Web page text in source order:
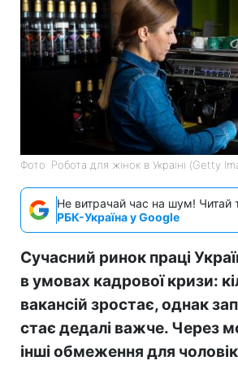
Фото: Робота для жінок в Україні (Getty
Не витрачай час на шум! Читай
РБК-Україна у Google
Сучасний ринок праці
в умовах кадрової кризи:
вакансій зростає, однак
стає дедалі важче. Через
інші обмеження для